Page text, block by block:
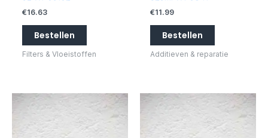
€16.63
Bestellen
Filters & Vloeistoffen
€11.99
Bestellen
Additieven & reparatie